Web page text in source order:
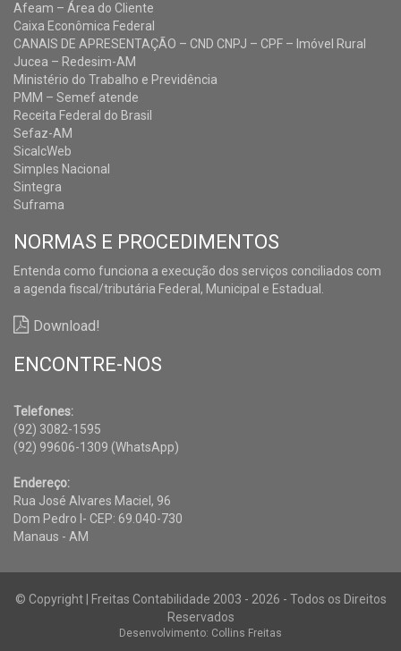
Afeam – Área do Cliente
Caixa Econômica Federal
CANAIS DE APRESENTAÇÃO – CND CNPJ – CPF – Imóvel Rural
Jucea – Redesim-AM
Ministério do Trabalho e Previdência
PMM – Semef atende
Receita Federal do Brasil
Sefaz-AM
SicalcWeb
Simples Nacional
Sintegra
Suframa
NORMAS E PROCEDIMENTOS
Entenda como funciona a execução dos serviços conciliados com
a agenda fiscal/tributária Federal, Municipal e Estadual.
Download!
ENCONTRE-NOS
Telefones:
(92) 3082-1595
(92) 99606-1309 (WhatsApp)
Endereço:
Rua José Alvares Maciel, 96
Dom Pedro I- CEP: 69.040-730
Manaus - AM
© Copyright | Freitas Contabilidade 2003 - 2026 - Todos os Direitos
Reservados
Desenvolvimento: Collins Freitas